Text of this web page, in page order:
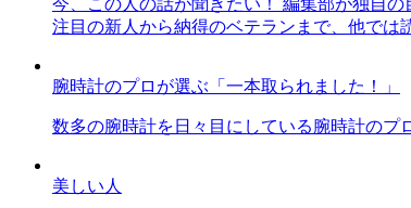
今、この人の話が聞きたい！ 編集部が独自
注目の新人から納得のベテランまで、他では
腕時計のプロが選ぶ「一本取られました！」
数多の腕時計を日々目にしている腕時計のプ
美しい人